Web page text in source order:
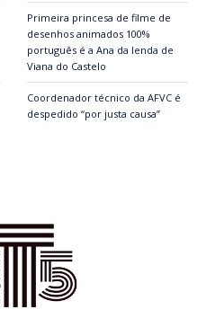
Primeira princesa de filme de
desenhos animados 100%
português é a Ana da lenda de
Viana do Castelo
Coordenador técnico da AFVC é
despedido “por justa causa”